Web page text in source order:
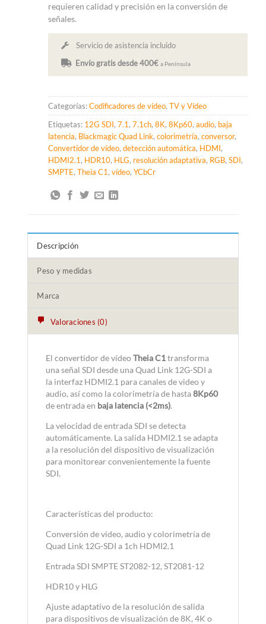
requieren calidad y precisión en la conversión de
señales.
Servicio de asistencia incluido
Envío gratis desde 400€a Península
Categorías:Codificadores de vídeo,TV y Vídeo
Etiquetas: 12G SDI,7.1,7.1ch,8K,8Kp60,audio, baja
latencia, Blackmagic Quad Link,colorimetría,conversor,
Convertidor de vídeo,detección automática, HDMI,
HDMI2.1, HDR10, HLG, resolución adaptativa, RGB,SDI,
SMPTE,Theia C1,vídeo,YCbCr
Descripción
Peso y medidas
Marca
Valoraciones (0)
El convertidor de vídeoTheia C1transforma
una señal SDI desde una Quad Link 12G-SDI a
la interfaz HDMI2.1 para canales de video y
audio, así como la colorimetría de hasta8Kp60
de entrada en baja latencia (<2ms).
La velocidad de entrada SDI se detecta
automáticamente. La salida HDMI2.1 se adapta
a la resolución del dispositivo de visualización
para monitorear convenientemente la fuente
SDI.
Características del producto:
Conversión de video, audio y colorimetría de
Quad Link 12G-SDI a 1ch HDMI2.1
Entrada SDI SMPTE ST2082-12, ST2081-12
HDR10 y HLG
Ajuste adaptativo de la resolución de salida
para dispositivos de visualización de 8K, 4K o